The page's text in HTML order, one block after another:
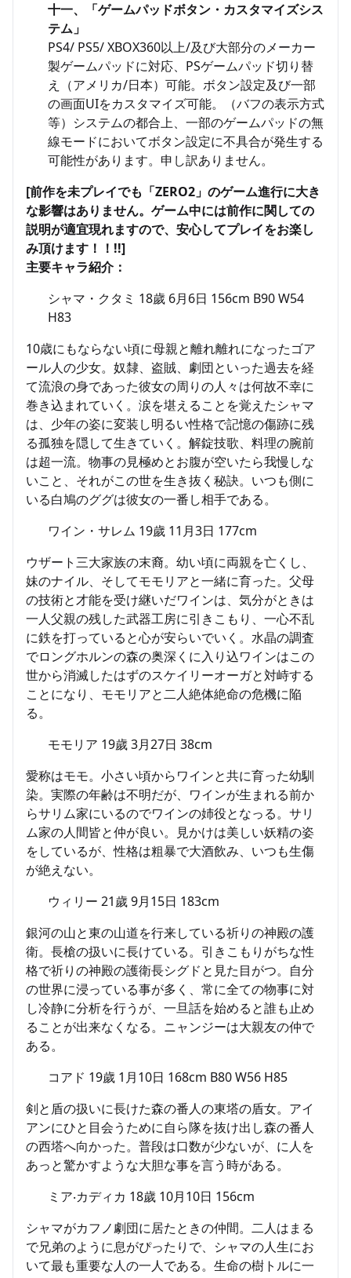
十一、「ゲームパッドボタン・カスタマイズシス
テム」
PS4/ PS5/ XBOX360以上/及び大部分のメーカー
製ゲームパッドに対応、PSゲームパッド切り替
え（アメリカ/日本）可能。ボタン設定及び一部
の画面UIをカスタマイズ可能。（バフの表示方式
等）システムの都合上、一部のゲームパッドの無
線モードにおいてボタン設定に不具合が発生する
可能性があります。申し訳ありません。
[前作を未プレイでも「ZERO2」のゲーム進行に大き
な影響はありません。ゲーム中には前作に関しての
説明が適宜現れますので、安心してプレイをお楽し
み頂けます！！!!]
主要キャラ紹介：
シャマ・クタミ 18歲 6月6日 156cm B90 W54
H83
10歳にもならない頃に母親と離れ離れになったゴア
ール人の少女。奴隸、盗賊、劇団といった過去を経
て流浪の身であった彼女の周りの人々は何故不幸に
巻き込まれていく。涙を堪えることを覚えたシャマ
は、少年の姿に変装し明るい性格で記憶の傷跡に残
る孤独を隠して生きていく。解錠技歌、料理の腕前
は超一流。物事の見極めとお腹が空いたら我慢しな
いこと、それがこの世を生き抜く秘訣。いつも側に
いる白鳩のググは彼女の一番し相手である。
ワイン・サレム 19歲 11月3日 177cm
ウザート三大家族の末裔。幼い頃に両親を亡くし、
妹のナイル、そしてモモリアと一緒に育った。父母
の技術と才能を受け継いだワインは、気分がときは
一人父親の残した武器工房に引きこもり、一心不乱
に鉄を打っていると心が安らいでいく。水晶の調査
でロングホルンの森の奥深くに入り込ワインはこの
世から消滅したはずのスケイリーオーガと対峙する
ことになり、モモリアと二人絶体絶命の危機に陥
る。
モモリア 19歲 3月27日 38cm
愛称はモモ。小さい頃からワインと共に育った幼馴
染。実際の年齢は不明だが、ワインが生まれる前か
らサリム家にいるのでワインの姉役となっる。サリ
ム家の人間皆と仲が良い。見かけは美しい妖精の姿
をしているが、性格は粗暴で大酒飲み、いつも生傷
が絶えない。
ウィリー 21歲 9月15日 183cm
銀河の山と東の山道を行来している祈りの神殿の護
衛。長槍の扱いに長けている。引きこもりがちな性
格で祈りの神殿の護衛長シグドと見た目がつ。自分
の世界に浸っている事が多く、常に全ての物事に対
し冷静に分析を行うが、一旦話を始めると誰も止め
ることが出来なくなる。ニャンジーは大親友の仲で
ある。
コアド 19歲 1月10日 168cm B80 W56 H85
剣と盾の扱いに長けた森の番人の東塔の盾女。アイ
アンにひと目会うために自ら隊を抜け出し森の番人
の西塔へ向かった。普段は口数が少ないが、に人を
あっと驚かすような大胆な事を言う時がある。
ミア‧カディカ 18歲 10月10日 156cm
シャマがカフノ劇団に居たときの仲間。二人はまる
で兄弟のように息がぴったりで、シャマの人生にお
いて最も重要な人の一人である。生命の樹トルに一